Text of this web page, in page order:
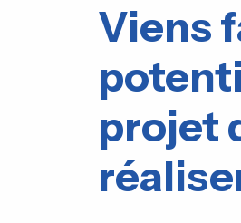
Viens
projet